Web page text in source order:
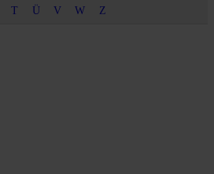
T Ü V W Z